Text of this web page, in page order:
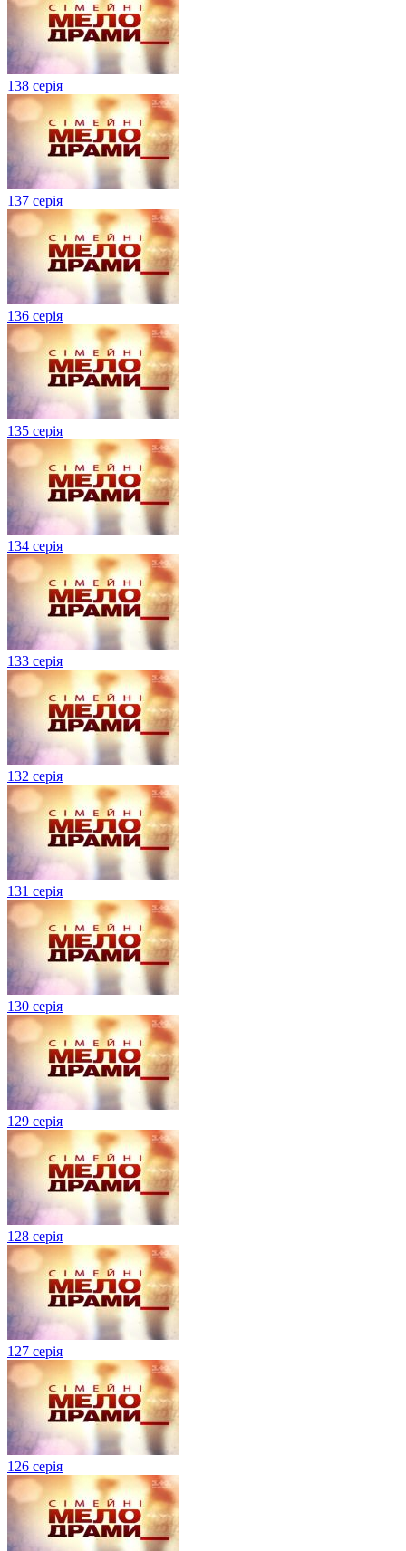
138 серія
137 серія
136 серія
135 серія
134 серiя
133 серія
132 серія
131 серія
130 серія
129 серія
128 серія
127 серія
126 серія